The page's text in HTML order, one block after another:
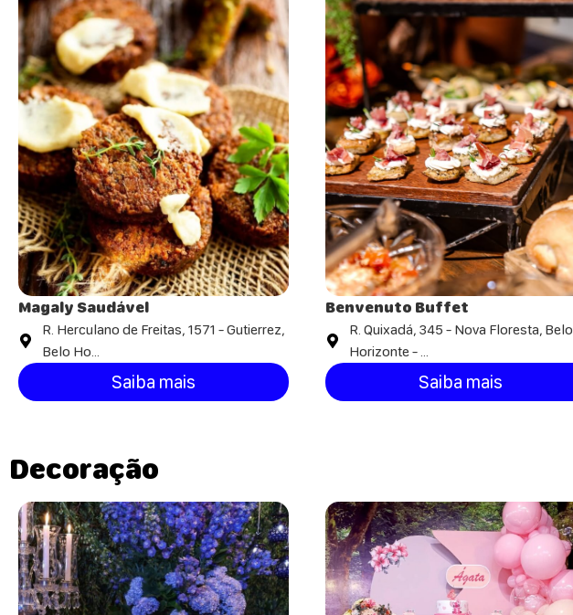
Magaly Saudável
R. Herculano de Freitas, 1571 - Gutierrez,
Belo Ho...
Saiba mais
Benvenuto Buffet
R. Quixadá, 345 - Nova Floresta, Belo
Horizonte - ...
Saiba mais
Decoração